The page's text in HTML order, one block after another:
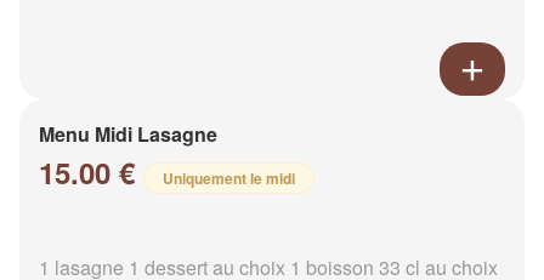
Menu Midi Lasagne
15.00 € Uniquement le midi
1 lasagne 1 dessert au choix 1 boisson 33 cl au choix